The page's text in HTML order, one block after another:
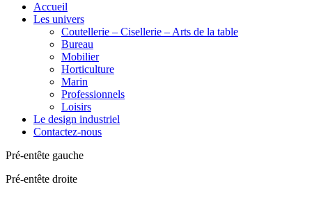
Accueil
Les univers
Coutellerie – Cisellerie – Arts de la table
Bureau
Mobilier
Horticulture
Marin
Professionnels
Loisirs
Le design industriel
Contactez-nous
Pré-entête gauche
Pré-entête droite